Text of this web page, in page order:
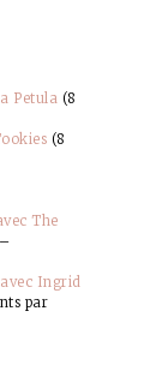
Petula (8
(8
The
Ingrid
par